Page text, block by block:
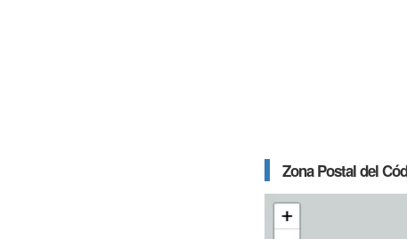
Zona Postal del